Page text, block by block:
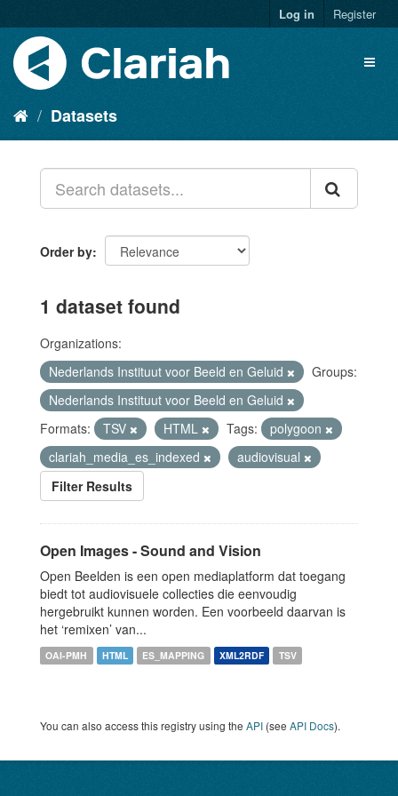
Log in Register
Datasets
Order by
1 dataset found
Organizations:
Nederlands Instituut voor Beeld en Geluid
Groups:
Nederlands Instituut voor Beeld en Geluid
Formats:
TSV HTML Tags:
polygoon
clariah_media_es_indexed
audiovisual
Filter Results
Open Images - Sound and Vision
Open Beelden is een open mediaplatform dat toegang
biedt tot audiovisuele collecties die eenvoudig
hergebruikt kunnen worden. Een voorbeeld daarvan is
het ‘remixen’ van...
OAI-PMH HTML ES_MAPPING XML2RDF TSV
You can also access this registry using the API (see API Docs).